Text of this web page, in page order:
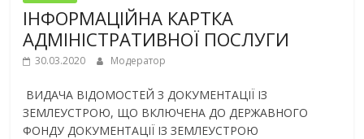
ІНФОРМАЦІЙНА КАРТКА
АДМІНІСТРАТИВНОЇ ПОСЛУГИ
30.03.2020 Модератор
ВИДАЧА ВІДОМОСТЕЙ З ДОКУМЕНТАЦІЇ ІЗ
ЗЕМЛЕУСТРОЮ, ЩО ВКЛЮЧЕНА ДО ДЕРЖАВНОГО
ФОНДУ ДОКУМЕНТАЦІЇ ІЗ ЗЕМЛЕУСТРОЮ